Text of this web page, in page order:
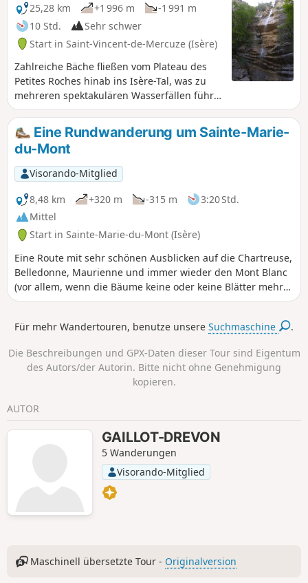
25,28 km
+1 996 m
-1 991 m
10 Std.
Sehr schwer
Start in Saint-Vincent-de-Mercuze (Isère)
Zahlreiche Bäche fließen vom Plateau des
Petites Roches hinab ins Isère-Tal, was zu
mehreren spektakulären Wasserfällen führt.
Auf dieser Route können Sie die Wasserfälle
am nördlichen Ende des Plateau des Petites
Roches entdecken, die nicht Teil derGR®-
Regionalroute „Tour des Petites Roches“
sind, die weiter südlich verläuft. Sollte die
gesamte Wanderung zu lang sein, können
Sie sich davon für einfachere Varianten
inspirieren lassen.
Eine Rundwanderung um Sainte-Marie-
du-Mont
Visorando-Mitglied
8,48 km
+320 m -315 m
3:20 Std.
Mittel
Start in Sainte-Marie-du-Mont (Isère)
Eine Route mit sehr schönen Ausblicken auf die Chartreuse,
Belledonne, Maurienne und immer wieder den Mont Blanc
(vor allem, wenn die Bäume keine oder keine Blätter mehr
haben). Zahlreiche Bäche und Wildbäche sorgen für eine
sei denn, man mag nasse Füße. Leider scheint meine
ich dringend die Nutzung von GPS und der Karte auf dem
Handy!
Für mehr Wandertouren, benutze unsereSuchmaschine .
Die Beschreibungen und GPX-Daten dieser Tour sind Eigentum
des Autors/der Autorin. Bitte nicht ohne Genehmigung
kopieren.
AUTOR
GAILLOT-DREVON
5 Wanderungen
Visorando-Mitglied
Maschinell übersetzte Tour - Originalversion